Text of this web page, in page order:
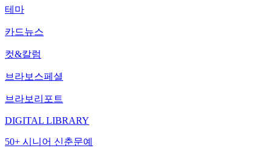
테마
카드뉴스
컷&칼럼
브라보스페셜
브라보리포트
DIGITAL LIBRARY
50+ 시니어 신춘문예